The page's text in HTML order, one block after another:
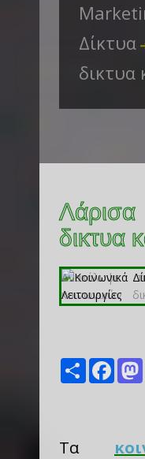
Δίκτυα
δικτυα
δικτυα
Share
Τα